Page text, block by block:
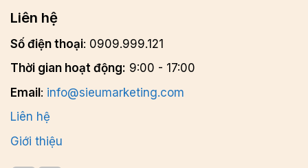
Liên hệ
Số điện thoại: 0909.999.121
Thời gian hoạt động: 9:00 - 17:00
Email: info@sieumarketing.com
Liên hệ
Giới thiệu